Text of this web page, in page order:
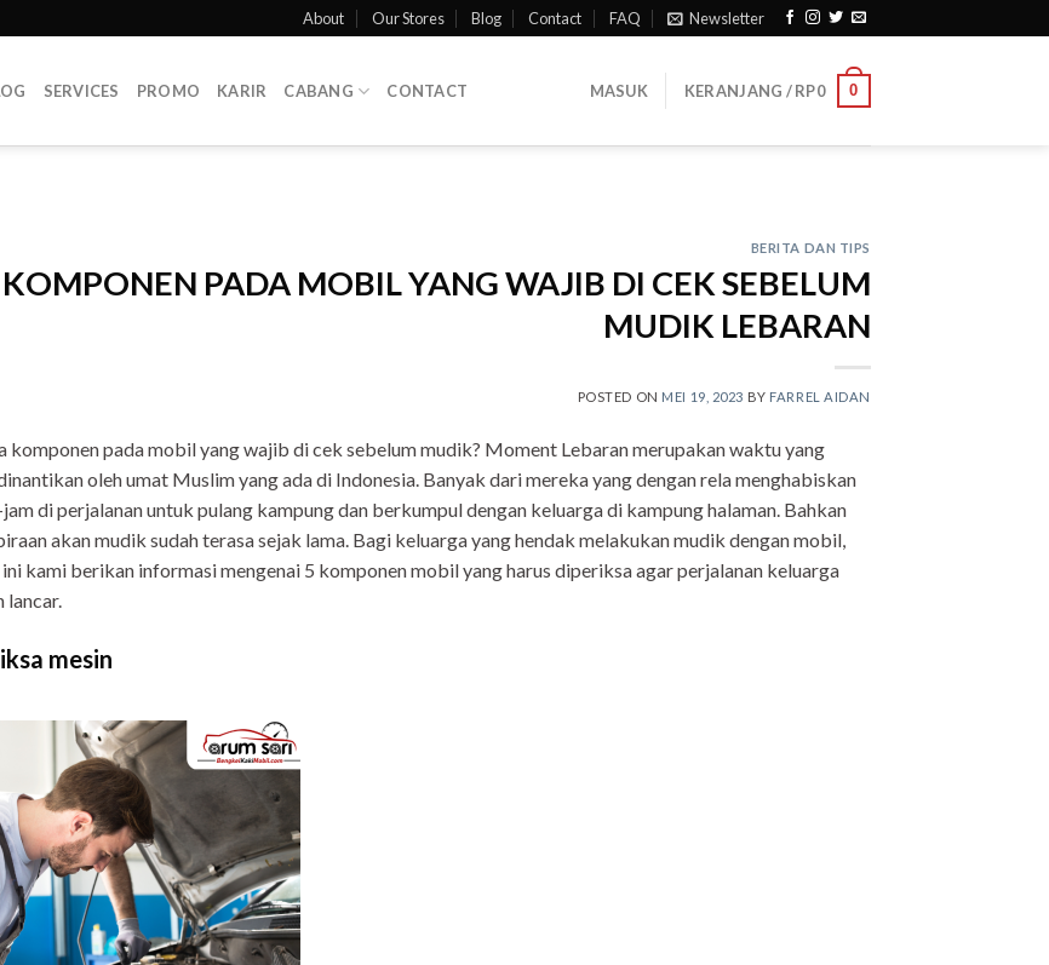
About Our Stores Blog Contact FAQ Newsletter
SERVICES PROMO KARIR CABANG CONTACT MASUK KERANJANG /RP0 0
BERITA DAN TIPS
PADA MOBIL YANG WAJIB DI CEK SEBELUM
MUDIK LEBARAN
POSTED ON MEI 19, 2023 BY FARREL AIDAN
komponen pada mobil yang wajib di cek sebelum mudik? Moment Lebaran merupakan waktu yang
oleh umat Muslim yang ada di Indonesia. Banyak dari mereka yang dengan rela menghabiskan
di perjalanan untuk pulang kampung dan berkumpul dengan keluarga di kampung halaman. Bahkan
akan mudik sudah terasa sejak lama. Bagi keluarga yang hendak melakukan mudik dengan mobil,
kami berikan informasi mengenai 5 komponen mobil yang harus diperiksa agar perjalanan keluarga
lancar.
mesin